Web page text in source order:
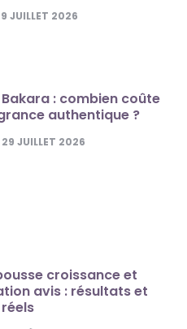
JUILLET 2026
: combien coûte
authentique ?
29 JUILLET 2026
croissance et
avis : résultats et